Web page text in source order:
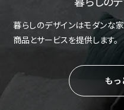
暮らしのデザインはモダンな
商品とサービスを提供します。
もっ